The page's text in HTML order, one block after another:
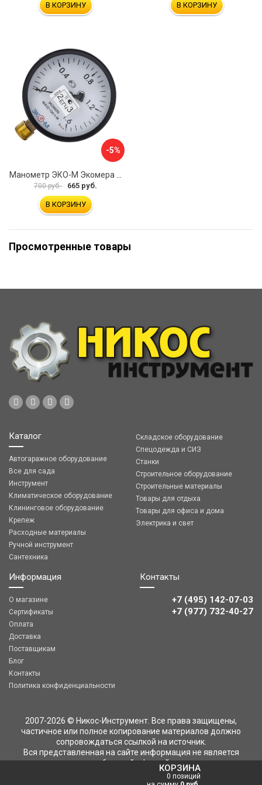
КОРЗИНА
0 позиций
В КОРЗИНУ В КОРЗИНУ
-5%
700 руб. 665 руб.
В КОРЗИНУ
Просмотренные товары
Каталог
Автогаражное оборудование
Все для сада
Инструмент
Климатическое оборудование
Клининговое оборудование
Крепеж
Расходные материалы
Ручной инструмент
Сантехника
Складское оборудование
Спецодежда и СИЗ
Станки
Строительное оборудование
Строительные материалы
Товары для отдыха
Товары для офиса и дома
Электрика и свет
Информация
О магазине
Сертификаты
Оплата
Доставка
Поставщикам
Блог
Контакты
Политика конфиденциальности
Контакты
+7 (495) 142-07-03
‎‎+7 (977) 732-40-27
2007-2026 © Никос-Инструмент. Все права защищены,
частичное или полное копирование материалов должно
сопровождаться ссылкой на источник.
Вся представленная на сайте информация не является
публичной офертой